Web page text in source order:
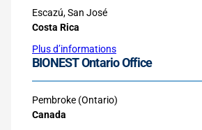
Escazú, San José
Costa Rica
Plus d’informations
BIONEST Ontario Office
Pembroke (Ontario)
Canada